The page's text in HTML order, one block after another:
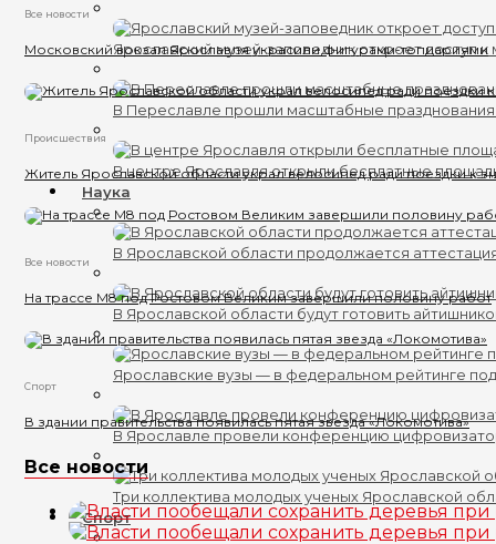
Ярославский музей-заповедник откроет доступ к
В Переславле прошли масштабные
В центре Ярославля открыли бесплатные
Наука
В Ярославской области продолжается
В Ярославской области будут готовить
Ярославские вузы — в федеральном рейтинге
В Ярославле провели конференцию
Три коллектива молодых ученых Ярославской
Спорт
Все новости
Московский вокзал Ярославля украсили фигурами-топиариями
Происшествия
Житель Ярославской области украл велосипед ради поездки к
Все новости
На трассе М8 под Ростовом Великим завершили половину работ
Спорт
В здании правительства появилась пятая звезда «Локомотива»
Все новости